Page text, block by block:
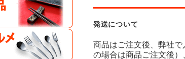
発送について
商品はご注文後、弊社
の場合は商品ご注文後